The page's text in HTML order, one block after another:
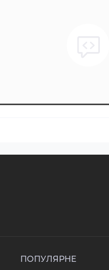
ПОПУЛЯРНЕ